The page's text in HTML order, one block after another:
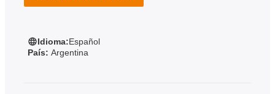
Idioma:Español
País: Argentina